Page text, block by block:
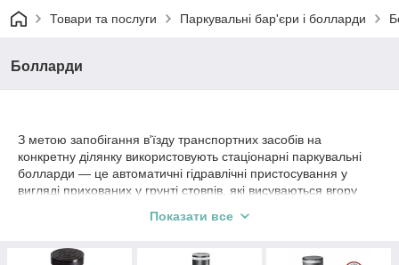
Товари та послуги Паркувальні бар'єри і болларди
Болларди
З метою запобігання в'їзду транспортних засобів на
конкретну ділянку використовують стаціонарні паркувальні
болларди — це автоматичні гідравлічні пристосування у
вигляді прихованих у грунті стовпів, які висуваються вгору
знайдете фірмові вироби відомих європейських виробників:
відповідність заявленим характеристикам.
Показати все